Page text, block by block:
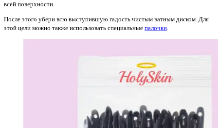
всей поверхности.
После этого убери всю выступившую гадость чистым ватным диском. Для
этой цели можно также использовать специальные палочки.